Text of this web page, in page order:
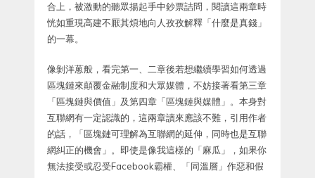
合上，被激動的聽眾揚起手中鈔票詰問，閱讀這兩章時
恍如重現高建不厭其煩地向人孜孜解釋「什麼是真錢」
的一幕。
像剝洋蒽般，看完第一、二章後若想繼續學習如何透過
區塊鏈來顛覆金融制度和大眾媒體，不妨接著看第三章
「區塊鏈與價值」及第四章「區塊鏈與媒體」。本身對
互聯網有一定認識的，這兩章讀來應該不難，引用作者
的話，「區塊鏈可理解為互聯網的延伸，同時也是互聯
網糾正的機會」。即使是像我這樣的「麻瓜」，如果你
無法接受或忍受Facebook霸權、「同溫層」作惡和假